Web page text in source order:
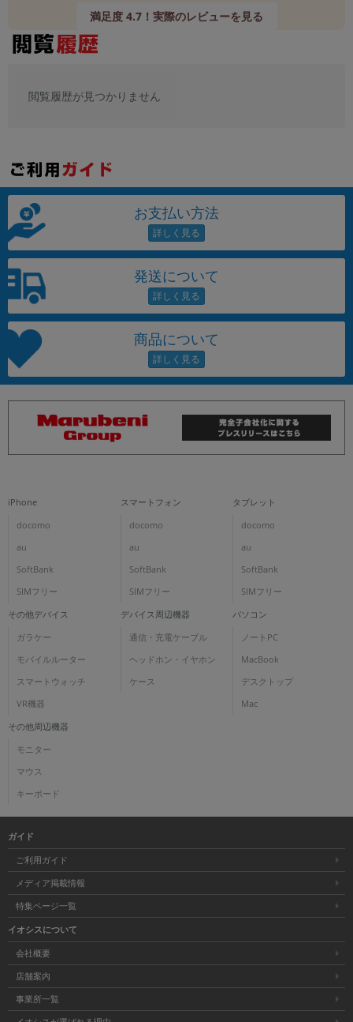
満足度 4.7！実際のレビューを見る
閲覧履歴が見つかりません
お支払い方法
発送について
商品について
iPhone
docomo
au
SoftBank
SIMフリー
スマートフォン
docomo
au
SoftBank
SIMフリー
タブレット
docomo
au
SoftBank
SIMフリー
その他デバイス
ガラケー
モバイルルーター
スマートウォッチ
VR機器
デバイス周辺機器
通信・充電ケーブル
ヘッドホン・イヤホン
ケース
パソコン
ノートPC
MacBook
デスクトップ
Mac
その他周辺機器
モニター
マウス
キーボード
ガイド
ご利用ガイド
メディア掲載情報
特集ページ一覧
イオシスについて
会社概要
店舗案内
事業所一覧